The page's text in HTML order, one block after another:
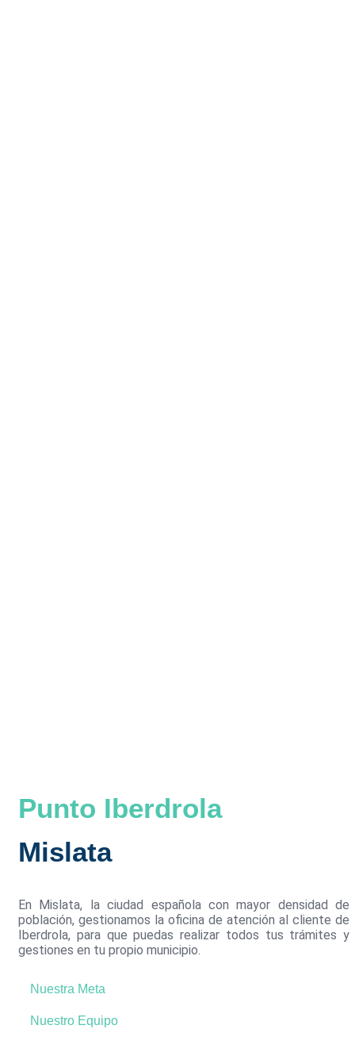
Punto Iberdrola
Mislata
En Mislata, la ciudad española con mayor densidad de
población, gestionamos la oficina de atención al cliente de
Iberdrola, para que puedas realizar todos tus trámites y
gestiones en tu propio municipio.
Nuestra Meta
Nuestro Equipo